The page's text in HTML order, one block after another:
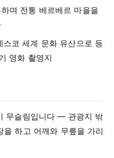
며 전통 베르베르 마을을
스코 세계 문화 유산으로 등
영화 촬영지
무슬림입니다 — 관광지 밖
을 하고 어깨와 무릎을 가리